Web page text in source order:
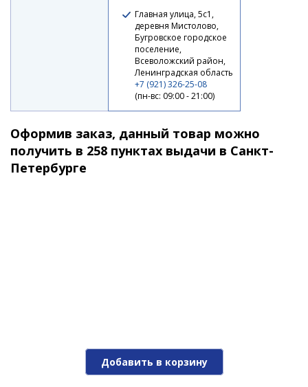
Главная улица, 5с1,
деревня Мистолово,
Бугровское городское
поселение,
Всеволожский район,
Ленинградская область
+7 (921) 326-25-08
(пн-вс: 09:00 - 21:00)
Оформив заказ, данный товар можно
получить в 258 пунктах выдачи в Санкт-
Петербурге
Добавить в корзину